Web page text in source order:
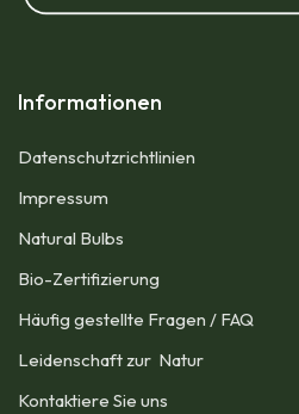
Informationen
Datenschutzrichtlinien
Impressum​
Natural Bulbs
Bio-Zertifizierung
Häufig gestellte Fragen / FAQ
Leidenschaft zur Natur
Kontaktiere Sie uns